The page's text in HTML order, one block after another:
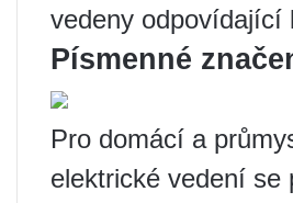
vedeny odpovídající
Písmenné
Pro domácí a
elektrické vedení se